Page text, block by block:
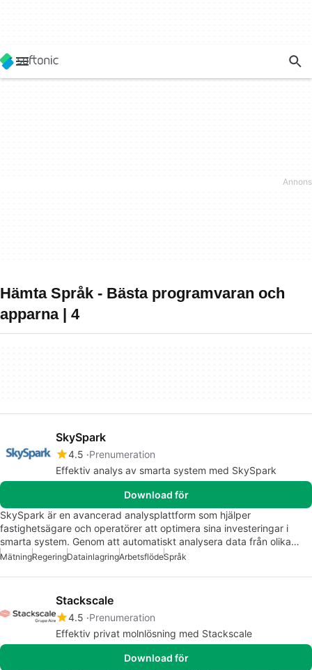
Hämta Språk - Bästa programvaran och
apparna | 4
SkySpark
4.5 Prenumeration
Effektiv analys av smarta system med SkySpark
Download för
SkySpark är en avancerad analysplattform som hjälper
fastighetsägare och operatörer att optimera sina investeringar i
smarta system. Genom att automatiskt analysera data från olika…
MätningRegeringDatainlagringArbetsflödeSpråk
Stackscale
4.5 Prenumeration
Effektiv privat molnlösning med Stackscale
Download för